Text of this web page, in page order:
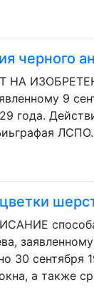
черного
HA
9
года.
30
а также